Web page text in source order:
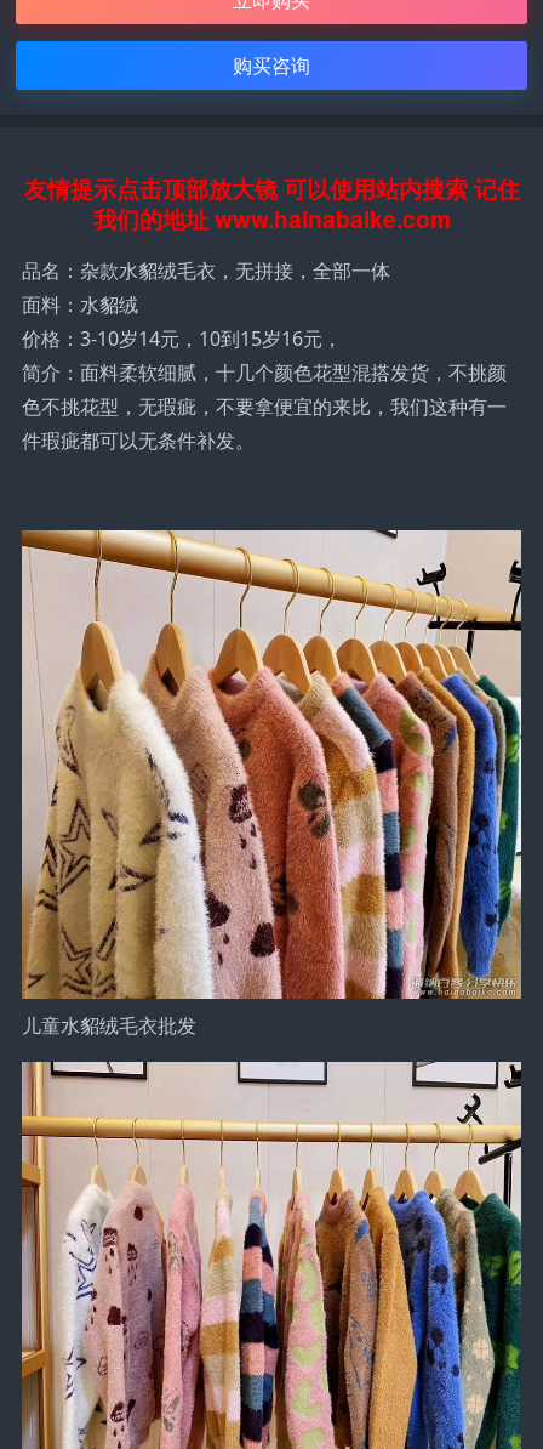
购买咨询
友情提示点击顶部放大镜 可以使用站内搜索 记住
我们的地址 www.hainabaike.com
品名：杂款水貂绒毛衣，无拼接，全部一体
面料：水貂绒
价格：3-10岁14元，10到15岁16元，
简介：面料柔软细腻，十几个颜色花型混搭发货，不挑颜
色不挑花型，无瑕疵，不要拿便宜的来比，我们这种有一
件瑕疵都可以无条件补发。
儿童水貂绒毛衣批发